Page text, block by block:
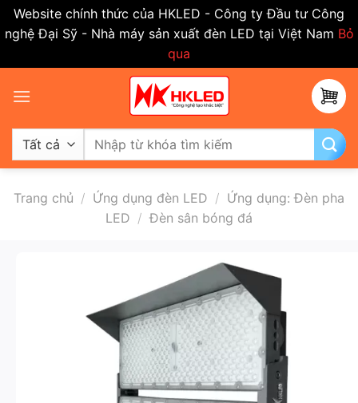
Website chính thức của HKLED - Công ty Đầu tư Công
nghệ Đại Sỹ - Nhà máy sản xuất đèn LED tại Việt Nam Bỏ
qua
qua
dung
Tìm
kiếm:
Trang chủ / Ứng dụng đèn LED / Ứng dụng: Đèn pha
LED / Đèn sân bóng đá